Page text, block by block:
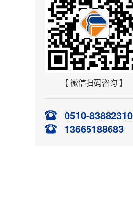
【 微信扫码咨询 】
0510-83882310
13665188683